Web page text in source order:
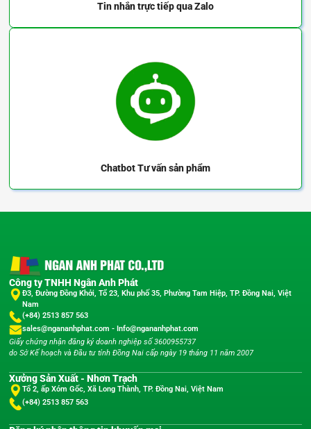
Tin nhắn trực tiếpqua Zalo
ChatbotTư vấn sản phẩm
Công ty TNHH Ngân Anh Phát
Đ3, Đường Đồng Khởi, Tổ 23, Khu phố 35, Phường Tam Hiệp, TP. Đồng Nai, Việt
Nam
(+84) 2513 857 563
sales@ngananhphat.com - Info@ngananhphat.com
Giấy chứng nhận đăng ký doanh nghiệp số 3600955737
do Sở Kế hoạch và Đầu tư tỉnh Đồng Nai cấp ngày 19 tháng 11 năm 2007
Xưởng Sản Xuất - Nhơn Trạch
Tổ 2, ấp Xóm Gốc, Xã Long Thành, TP. Đồng Nai, Việt Nam
(+84) 2513 857 563